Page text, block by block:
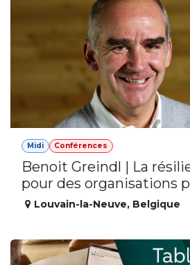
Midi Conférences
Benoit Greindl | La
pour des organisations
Louvain-la-Neuve, Belgique